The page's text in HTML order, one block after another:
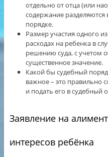
отдельно от отца (или
содержание
порядке.
Размер участия одного
расходах на ребенка в
решению суда, с учетом
существенное значение.
Какой бы судебный
важное – это правильно
и подать его в судебный
Заявление на
интересов ребёнка